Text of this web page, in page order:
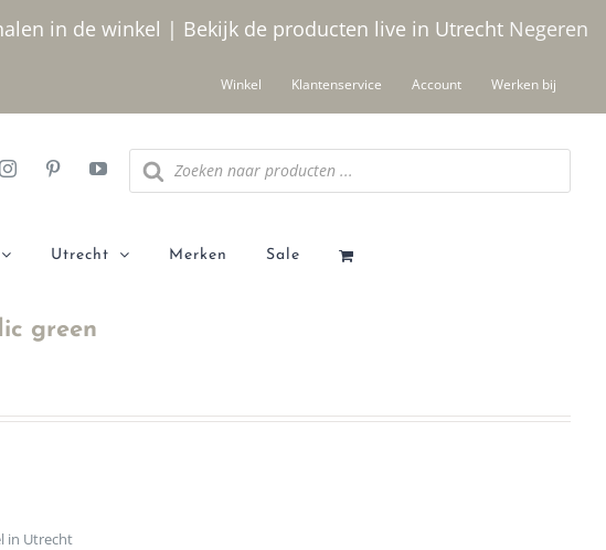
in de winkel | Bekijk de producten live in Utrecht Negeren
Winkel Klantenservice Account Werken bij
Producten
zoeken
Utrecht Merken Sale
green
in Utrecht